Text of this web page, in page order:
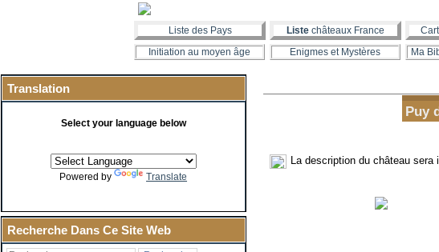
Liste des Pays Liste châteaux France
Initiation au moyen âge
Enigmes et Mystères Ma
Translation
Select your language below
Powered by Translate
Recherche Dans Ce Site Web
Puy
La description du château sera